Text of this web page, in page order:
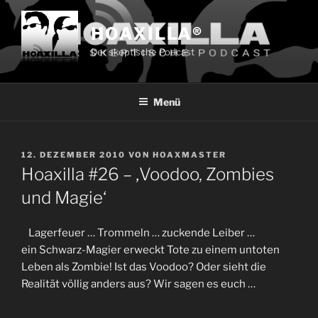
Zum
Inhalt
springen
HOAXILLA®
Der skeptische Podcast
Menü
VERÖFFENTLICHT
AM
12. DEZEMBER 2010 VON HOAXMASTER
Hoaxilla #26 – ‚Voodoo, Zombies
und Magie‘
Lagerfeuer … Trommeln … zuckende Leiber …
ein Schwarz-Magier erweckt Tote zu einem untoten
Leben als Zombie! Ist das Voodoo? Oder sieht die
Realität völlig anders aus? Wir sagen es euch …